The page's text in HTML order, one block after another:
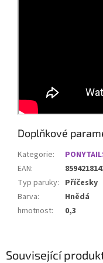
Související
Doplňkové
Kategorie:
EAN:
Typ paruky: Příčesky
Barva:
Hnědá
hmotnost: 0,3